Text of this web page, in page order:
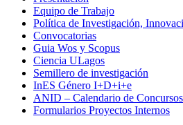
Equipo de Trabajo
Política de Investigación,
Convocatorias
Guia Wos y Scopus
Ciencia ULagos
Semillero de investigación
InES Género I+D+i+e
ANID – Calendario de Concursos
Formularios Proyectos Internos